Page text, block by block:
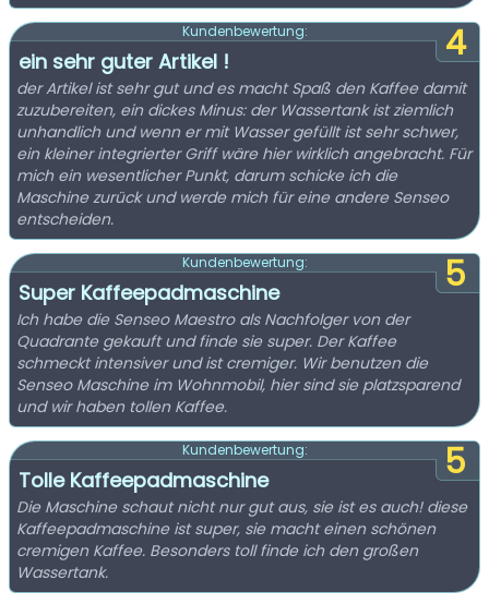
4
Kundenbewertung:
ein sehr guter Artikel !
der Artikel ist sehr gut und es macht Spaß den Kaffee damit
zuzubereiten, ein dickes Minus: der Wassertank ist ziemlich
unhandlich und wenn er mit Wasser gefüllt ist sehr schwer,
ein kleiner integrierter Griff wäre hier wirklich angebracht. Für
mich ein wesentlicher Punkt, darum schicke ich die
Maschine zurück und werde mich für eine andere Senseo
entscheiden.
5
Kundenbewertung:
Super Kaffeepadmaschine
Ich habe die Senseo Maestro als Nachfolger von der
Quadrante gekauft und finde sie super. Der Kaffee
schmeckt intensiver und ist cremiger. Wir benutzen die
Senseo Maschine im Wohnmobil, hier sind sie platzsparend
und wir haben tollen Kaffee.
5
Kundenbewertung:
Tolle Kaffeepadmaschine
Die Maschine schaut nicht nur gut aus, sie ist es auch! diese
Kaffeepadmaschine ist super, sie macht einen schönen
cremigen Kaffee. Besonders toll finde ich den großen
Wassertank.